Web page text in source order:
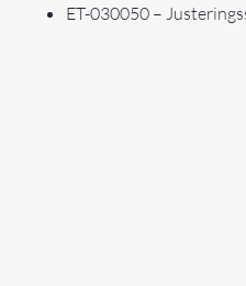
ET-030050 –